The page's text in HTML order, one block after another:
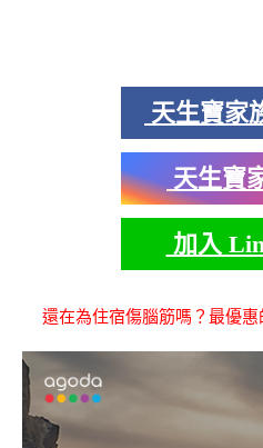
天生寶家
天生寶
加入
還在為住宿傷腦筋嗎？最優